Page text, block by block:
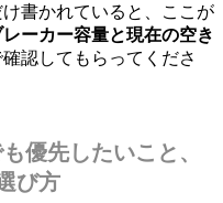
書かれていると、ここが
レーカー容量と現在の空き
認してもらってくださ
優先したいこと、
び方